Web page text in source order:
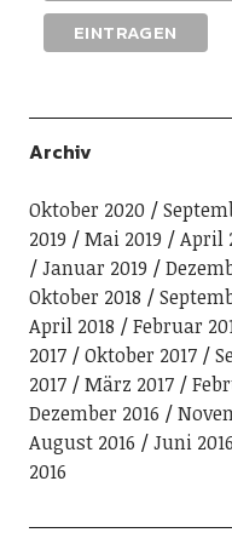
Archiv
Oktober 2020
2019
Mai 2019 April
Januar 2019
Oktober 2018
April 2018
Februar
2017
Oktober 2017
2017
März 2017
Dezember 2016
August 2016
Juni 2016
2016